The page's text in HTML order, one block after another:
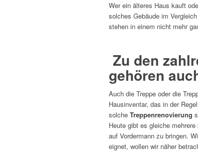
Wer ein älteres Haus kauft
solches Gebäude im
stehen in einem nicht mehr
Zu den
gehören
Auch die Treppe oder die
Hausinventar, das in der
solche Treppenrenovierung
Heute gibt es gleiche
auf Vordermann zu bringen.
eignet, wollen wir näher